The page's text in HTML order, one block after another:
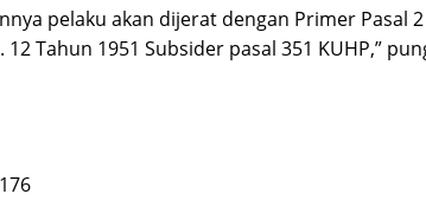
pelaku akan dijerat dengan Primer Pasal 2
Tahun 1951 Subsider pasal 351 KUHP,”
176